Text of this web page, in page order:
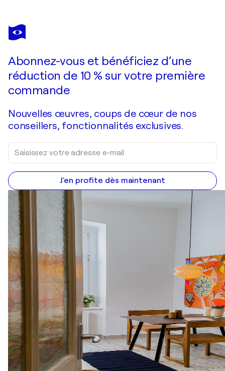
OLIVIER MESSAS
Esprit libre... II (2014)
Abonnez-vous et bénéficiez d’une
réduction de 10 % sur votre première
commande
Nouvelles œuvres, coups de cœur de nos
conseillers, fonctionnalités exclusives.
J'en profite dès maintenant